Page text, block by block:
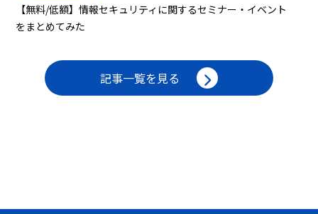
【無料/低額】情報セキュリティに関するセミナー・イベント
をまとめてみた
記事一覧を見る